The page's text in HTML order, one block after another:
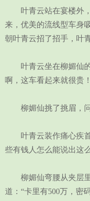
叶青云站在宴楼外，
来，优美的流线型车身
朝叶青云招了招手，叶
叶青云坐在柳媚仙的
啊，这车看起来就很贵
柳媚仙挑了挑眉，问
叶青云装作痛心疾首
些有钱人怎么能说出这
柳媚仙弯腰从夹层里
道：“卡里有500万，密